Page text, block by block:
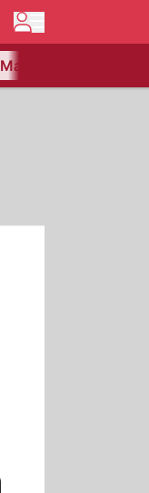
Matchcenter